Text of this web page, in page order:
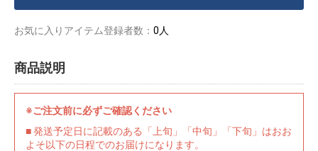
お気に入りアイテム登録者数： 0人
商品説明
※ご注文前に必ずご確認ください
■ 発送予定日に記載のある「上旬」「中旬」「下旬」はおお
よそ以下の日程でのお届けになります。